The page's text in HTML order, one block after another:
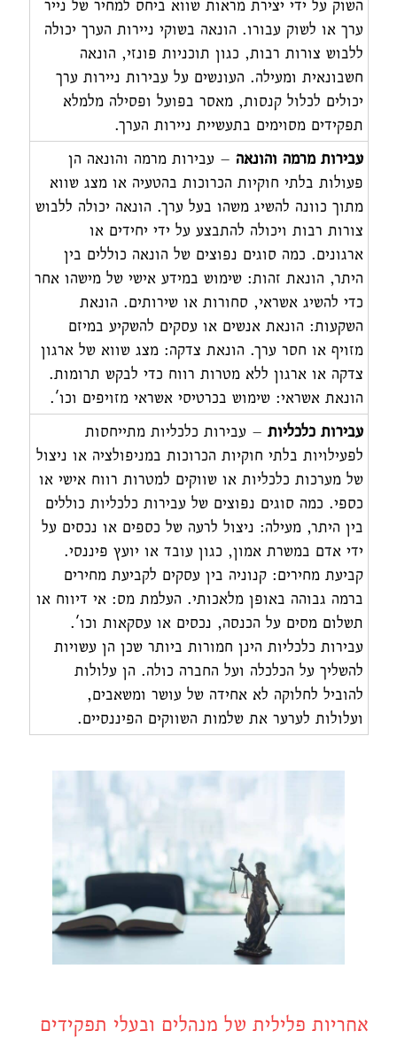
השוק על ידי יצירת מראות שווא ביחס למחיר של נייר
ערך או לשוק עבורו. הונאה בשוקי ניירות הערך יכולה
ללבוש צורות רבות, כגון תוכניות פונזי, הונאה
חשבונאית ומעילה. העונשים על עבירות ניירות ערך
יכולים לכלול קנסות, מאסר בפועל ופסילה מלמלא
תפקידים מסוימים בתעשיית ניירות הערך.
עבירות מרמה והונאה – עבירות מרמה והונאה הן
פעולות בלתי חוקיות הכרוכות בהטעיה או מצג שווא
מתוך כוונה להשיג משהו בעל ערך. הונאה יכולה ללבוש
צורות רבות ויכולה להתבצע על ידי יחידים או
ארגונים. כמה סוגים נפוצים של הונאה כוללים בין
היתר, הונאת זהות: שימוש במידע אישי של מישהו אחר
כדי להשיג אשראי, סחורות או שירותים. הונאת
השקעות: הונאת אנשים או עסקים להשקיע במיזם
מזויף או חסר ערך. הונאת צדקה: מצג שווא של ארגון
צדקה או ארגון ללא מטרות רווח כדי לבקש תרומות.
הונאת אשראי: שימוש בכרטיסי אשראי מזויפים וכו'.
עבירות כלכליות – עבירות כלכליות מתייחסות
לפעילויות בלתי חוקיות הכרוכות במניפולציה או ניצול
של מערכות כלכליות או שווקים למטרות רווח אישי או
כספי. כמה סוגים נפוצים של עבירות כלכליות כוללים
בין היתר, מעילה: ניצול לרעה של כספים או נכסים על
ידי אדם במשרת אמון, כגון עובד או יועץ פיננסי.
קביעת מחירים: קנוניה בין עסקים לקביעת מחירים
ברמה גבוהה באופן מלאכותי. העלמת מס: אי דיווח או
תשלום מסים על הכנסה, נכסים או עסקאות וכו'.
עבירות כלכליות הינן חמורות ביותר שכן הן עשויות
להשליך על הכלכלה ועל החברה כולה. הן עלולות
להוביל לחלוקה לא אחידה של עושר ומשאבים,
ועלולות לערער את שלמות השווקים הפיננסיים.
אחריות פלילית של מנהלים ובעלי תפקידים